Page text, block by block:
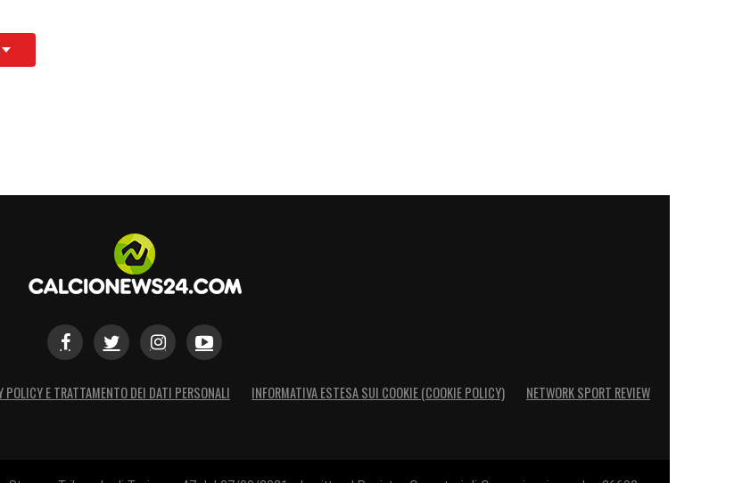
POLICY E TRATTAMENTO DEI DATI PERSONALI INFORMATIVA ESTESA SUI COOKIE (COOKIE POLICY) NETWORK SPORT REVIEW